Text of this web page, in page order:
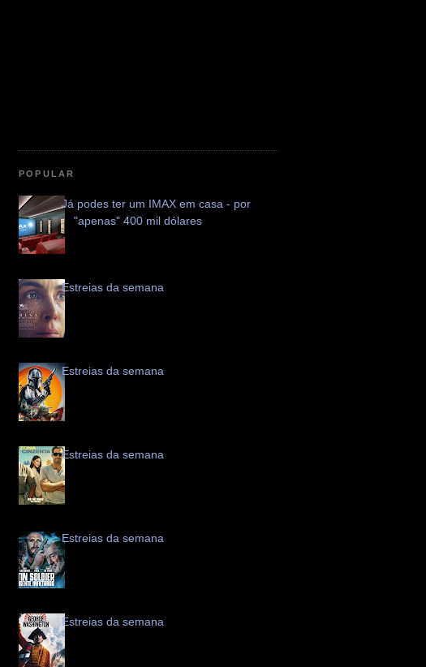
POPULAR
Já podes ter um IMAX em casa - por
"apenas" 400 mil dólares
Estreias da semana
Estreias da semana
Estreias da semana
Estreias da semana
Estreias da semana